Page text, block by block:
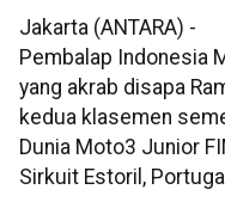
Jakarta (ANTARA) -
Pembalap Indonesia
yang akrab disapa
kedua klasemen
Dunia Moto3 Junior
Sirkuit Estoril,